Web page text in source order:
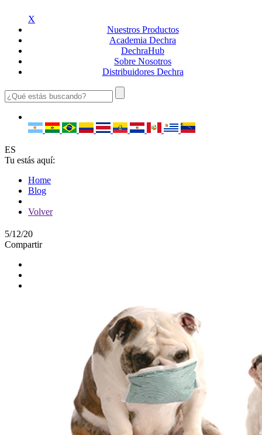
X
Nuestros Productos
Academia Dechra
DechraHub
Sobre Nosotros
Distribuidores Dechra
ES
Tu estás aquí:
Home
Blog
Volver
5/12/20
Compartir